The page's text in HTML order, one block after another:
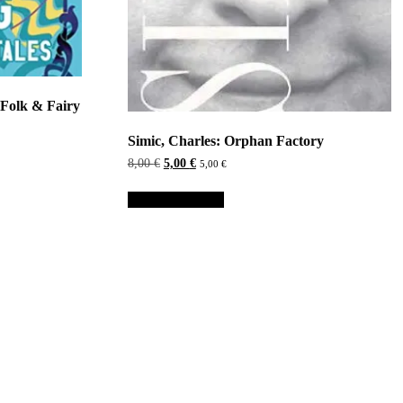
& Fairy
Simic, Charles: Orphan Factory
8,00€ Alkuperäinen
oli:
8,00 €.
5,00 €Nykyinen
on:
5,00 €.
5,00 €